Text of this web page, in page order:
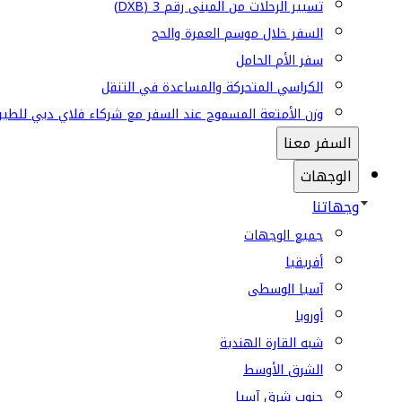
تسيير الرحلات من المبنى رقم 3 (DXB)
السفر خلال موسم العمرة والحج
سفر الأم الحامل
الكراسي المتحركة والمساعدة في التنقل
وزن الأمتعة المسموح عند السفر مع شركاء فلاي دبي
السفر معنا
الوجهات
وجهاتنا
جميع الوجهات
أفريقيا
آسيا الوسطى
أوروبا
شبه القارة الهندية
الشرق الأوسط
جنوب شرق آسيا